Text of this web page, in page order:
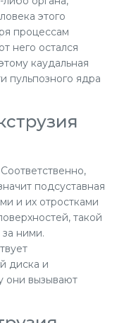
этого
процессам
него остался
каудальная
пульпозного ядра
подсуставная
и их отростками
такой
ними.
диска и
они вызывают